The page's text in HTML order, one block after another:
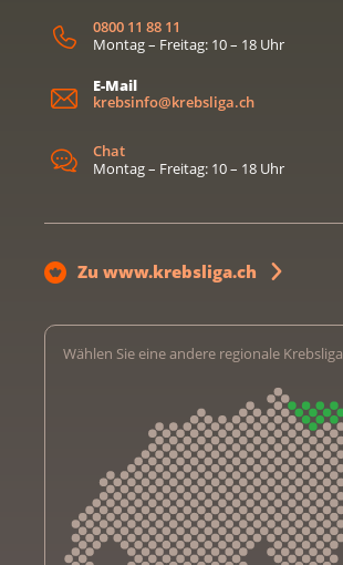
0800 11 88 11
Montag – Freitag: 10 – 18 Uhr
E-Mail
krebsinfo@krebsliga.ch
Chat
Montag – Freitag: 10 – 18 Uhr
Zu www.krebsliga.ch
Wählen Sie eine andere regionale Krebsliga